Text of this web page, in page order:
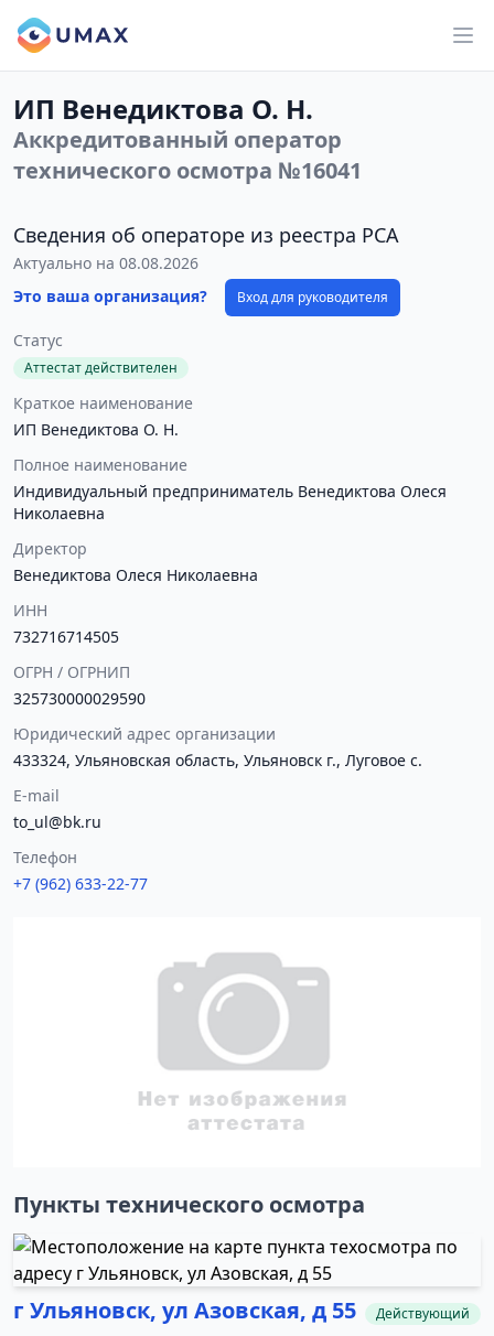
ИП Венедиктова О. Н.
Аккредитованный оператор
технического осмотра №16041
Сведения об операторе из реестра РСА
Актуально на 08.08.2026
Это ваша организация?
Вход для руководителя
Статус
Аттестат действителен
Краткое наименование
ИП Венедиктова О. Н.
Полное наименование
Индивидуальный предприниматель Венедиктова Олеся
Николаевна
Директор
Венедиктова Олеся Николаевна
ИНН
732716714505
ОГРН / ОГРНИП
325730000029590
Юридический адрес организации
433324, Ульяновская область, Ульяновск г., Луговое с.
E-mail
to_ul@bk.ru
Телефон
+7 (962) 633-22-77
Пункты технического осмотра
г Ульяновск, ул Азовская, д 55 Действующий